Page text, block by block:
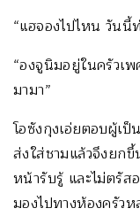
“แฮจองไปไหน วันนี้
“องจูนิมอยู่ในครัวเ
มามา”
โอซังกุงเอ่ยตอบผู้เ
ส่งใส่ชามแล้วจึงยก
หน้ารับรู้ และไม่ตรั
มองไปทางห้องครัวห